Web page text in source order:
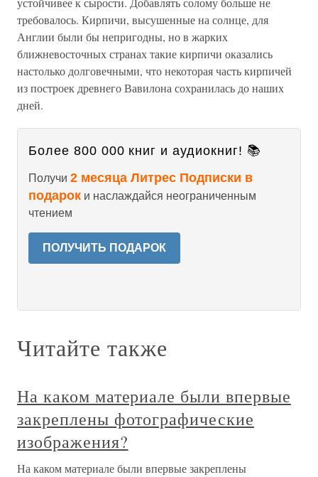
требовалось. Кирпичи, высушенные на солнце, для
Англии были бы непригодны, но в жарких
ближневосточных странах такие кирпичи оказались
настолько долговечными, что некоторая часть кирпичей
из построек древнего Вавилона сохранилась до наших
дней.
Более 800 000 книг и аудиокниг! 📚
Получи 2 месяца Литрес Подписки в
подарок и наслаждайся неограниченным
чтением
ПОЛУЧИТЬ ПОДАРОК
Читайте также
На каком материале были впервые
закреплены фотографические
изображения?
На каком материале были впервые закреплены